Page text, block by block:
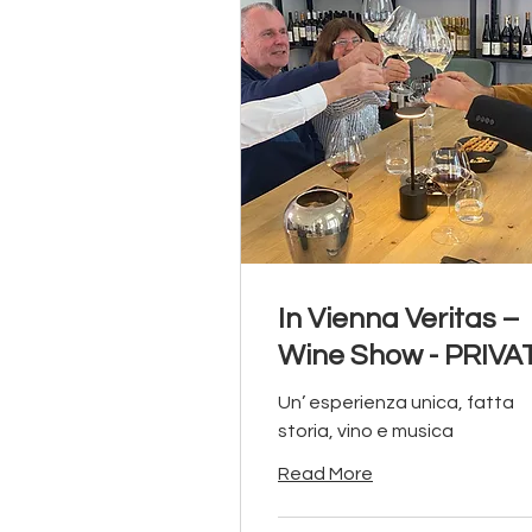
In Vienna Veritas –
Wine Show -
Un’ esperienza unica, fatta
storia, vino e musica
Read More